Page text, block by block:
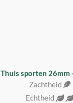
Thuis sporten 26mm
Zachtheid
Echtheid